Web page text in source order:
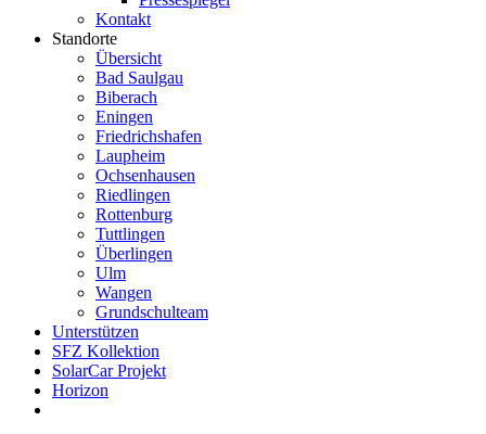
Kontakt
Standorte
Übersicht
Bad Saulgau
Biberach
Eningen
Friedrichshafen
Laupheim
Ochsenhausen
Riedlingen
Rottenburg
Tuttlingen
Überlingen
Ulm
Wangen
Grundschulteam
Unterstützen
SFZ Kollektion
SolarCar Projekt
Horizon